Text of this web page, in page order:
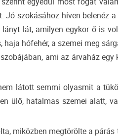
Jó szokásához híven belenéz
lát, amilyen egykor ő is
haja hófehér, a szemei meg
ami az árvaház
látott semmi olyasmit a
ülő, hatalmas szemei alatt,
miközben megtörölte a